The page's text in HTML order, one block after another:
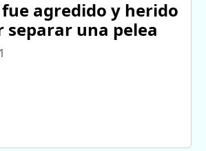
agredido y herido
una pelea